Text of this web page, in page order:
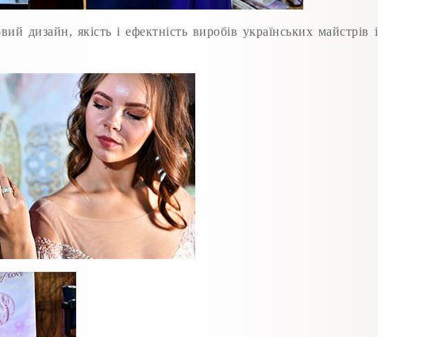
якість і ефектність виробів українських майстрів і